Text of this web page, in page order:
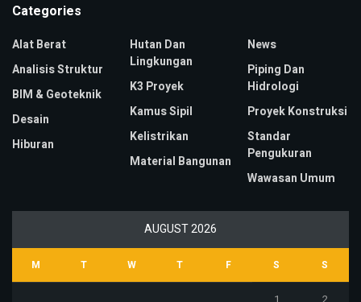
Categories
Alat Berat
Analisis Struktur
BIM & Geoteknik
Desain
Hiburan
Hutan Dan
Lingkungan
K3 Proyek
Kamus Sipil
Kelistrikan
Material Bangunan
News
Piping Dan
Hidrologi
Proyek Konstruksi
Standar
Pengukuran
Wawasan Umum
AUGUST 2026
M T W T F S S